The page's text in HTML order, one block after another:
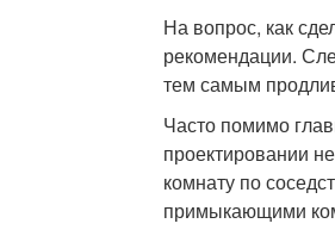
На вопрос, как
рекомендации.
тем самым
Часто помимо
проектировании
комнату по
примыкающими